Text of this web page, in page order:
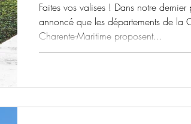
Faites vos valises ! Dans notre
annoncé que les départements de la
Charente-Maritime proposent...